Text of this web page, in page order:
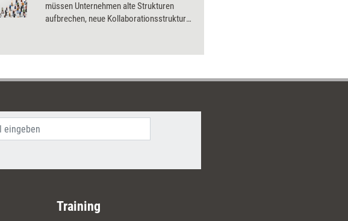
müssen Unternehmen alte Strukturen
aufbrechen, neue Kollaborationsstrukturen
praktische Hinweise, wie das gelingt.
Training